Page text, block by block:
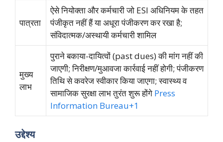
पात्रता
ऐसे नियोक्ता और कर्मचारी जो ESI अधिनियम के तहत
पंजीकृत नहीं हैं या अधूरा पंजीकरण कर रखा है;
संविदात्मक/अस्थायी कर्मचारी शामिल
मुख्य
लाभ
पुराने बकाया-दायित्वों (past dues) की मांग नहीं की
जाएगी; निरीक्षण/मुआवजा कार्रवाई नहीं होगी; पंजीकरण
तिथि से कवरेज स्वीकार किया जाएगा; स्वास्थ्य व
सामाजिक सुरक्षा लाभ तुरंत शुरू होंगे Press
Information Bureau+1
उद्देश्य